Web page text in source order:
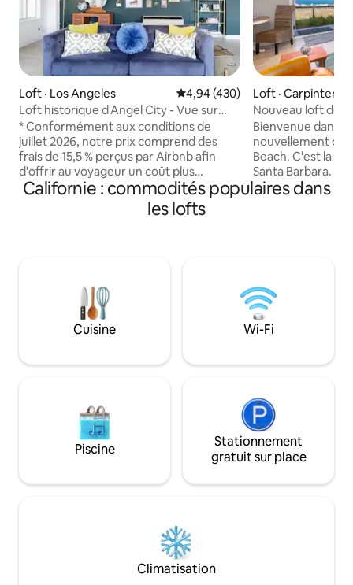
Loft · Los Angeles Note moyenne de 4,94 sur 5,
4,94 (430)
Loft historique d'Angel City - Vue sur
DTLA et design urbain rétro
* Conformément aux conditions de
juillet 2026, notre prix comprend des
frais de 15,5 % perçus par Airbnb afin
d'offrir au voyageur un coût plus
transparent dès le départ. Votre prix
total est toujours le même.* Lisez le
règlement intérieur et les descriptions
ce loft industriel de style Beaux-Arts des
années 1920 situé au 10e étage dans le
centre historique. Conformément aux
règles de sécurité de l'immeuble, les
pièce d'identité officielle aux agents de
Loft · Carpinteria
Nouveau loft de
l'eau à Santa
Bienvenue dans
nouvellement
Beach. C'est la plage la plus exclusive de
Santa Barbara. Vous ne trouverez pas
d'hébergement
Barbara. Vous pouvez marcher des
kilomètres à
simplement vous
la plage et
kitchenettes.
Californie : commodités populaires dans
les lofts
Cuisine Wi-Fi
Piscine
Stationnement
gratuit sur place
Climatisation